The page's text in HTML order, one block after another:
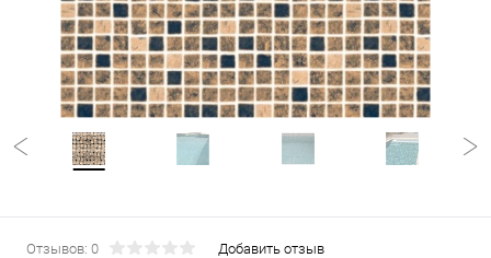
Отзывов: 0
Добавить отзыв